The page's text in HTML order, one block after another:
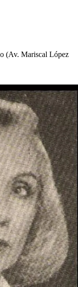
(Av. Mariscal López